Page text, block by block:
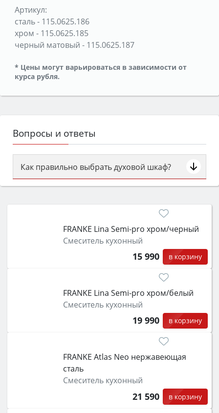
Артикул:
сталь- 115.0625.186
хром - 115.0625.185
черный матовый - 115.0625.187
* Цены могут варьироваться в зависимости от
курса рубля.
Вопросы и ответы
Как правильно выбрать духовой шкаф?
Сначала определитесь с типом (газовый или
затем смотрите на объём 50–70 л для семьи,
функции (конвекция, гриль, самоочистка,
защита от детей).
FRANKE Lina Semi-pro xром/черный
Смеситель кухонный
15 990 в корзину
FRANKE Lina Semi-pro xром/белый
Смеситель кухонный
19 990 в корзину
FRANKE Atlas Neo нержавеющая
сталь
Смеситель кухонный
21 590 в корзину